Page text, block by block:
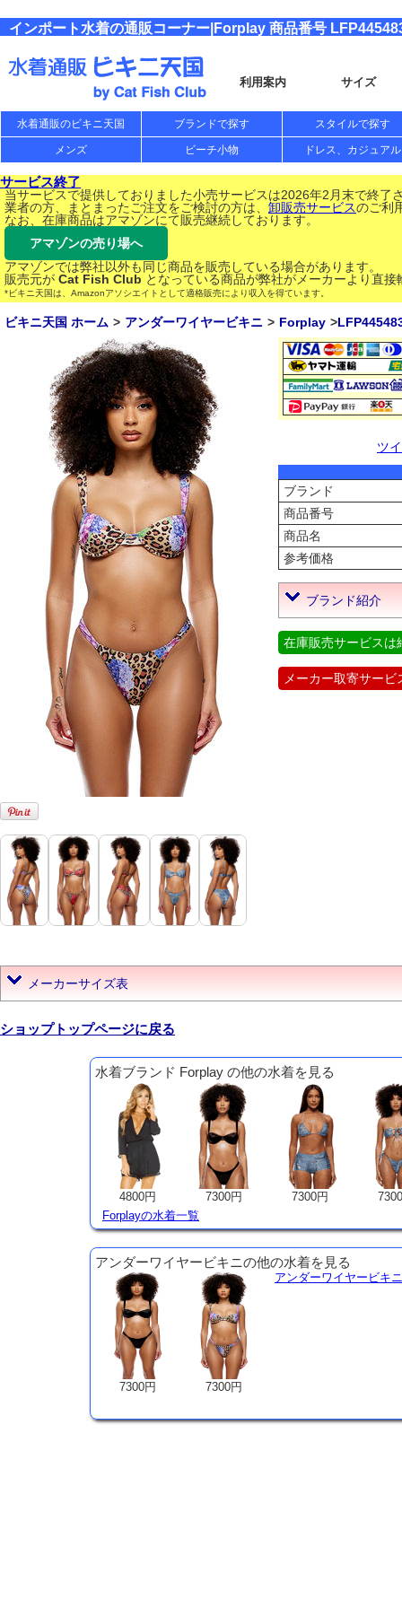
インポート水着の通販コーナー|Forplay 商品番号
利用案内 サイズ
水着通販のビキニ天国 ブランドで探す スタイルで探す
メンズ ビーチ小物 ドレス、カジュアル
サービス終了
当サービスで提供しておりました小売サービスは2026年2月末で終了
業者の方、まとまったご注文をご検討の方は、 卸販売サービスのご利
なお、在庫商品はアマゾンにて販売継続しております。
アマゾンの売り場へ
アマゾンでは弊社以外も同じ商品を販売している場合があります。
販売元が Cat Fish Club となっている商品が弊社がメーカーより直
*ビキニ天国は、Amazonアソシエイトとして適格販売により収入を得ています。
ビキニ天国 ホーム アンダーワイヤービキニ Forplay
ツ
ブランド
商品番号
商品名
参考価格
ブランド紹介
在庫販売サービスは
メーカー取寄サー
メーカーサイズ表
ショップトップページに戻る
水着ブランド Forplay の他の水着を見る
4800円 7300円 7300円
Forplayの水着一覧
アンダーワイヤービキニの他の水着を見る
7300円 7300円
アンダーワイヤービキ